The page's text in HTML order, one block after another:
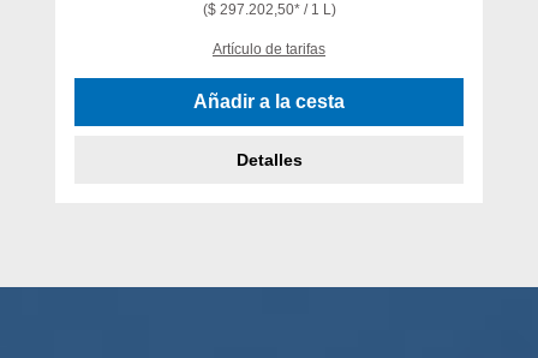
($ 297.202,50* / 1 L)
Artículo de tarifas
Añadir a la cesta
Detalles